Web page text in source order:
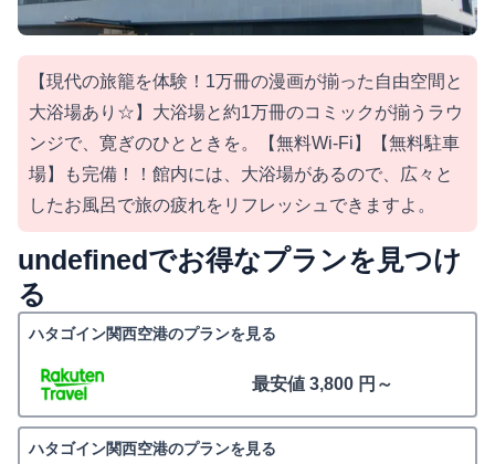
【現代の旅籠を体験！1万冊の漫画が揃った自由空間と
大浴場あり☆】大浴場と約1万冊のコミックが揃うラウ
ンジで、寛ぎのひとときを。【無料Wi-Fi】【無料駐車
場】も完備！！館内には、大浴場があるので、広々と
したお風呂で旅の疲れをリフレッシュできますよ。
undefinedでお得なプランを見つけ
る
ハタゴイン関西空港のプランを見る
最安値 3,800 円～
ハタゴイン関西空港のプランを見る